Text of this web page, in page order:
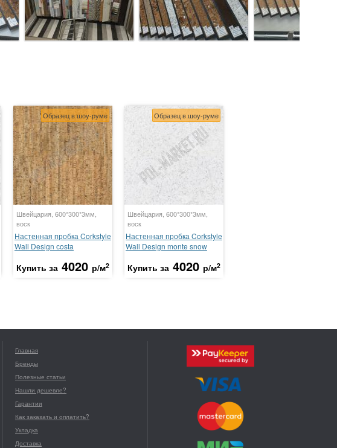
Образец в шоу-руме
Швейцария, 600*300*3мм,
воск
Настенная пробка Corkstyle
Wall Design сosta
Купить за 4020 р/м2
Образец в шоу-руме
Швейцария, 600*300*3мм,
воск
Настенная пробка Corkstyle
Wall Design monte snow
Купить за 4020 р/м2
Главная
Бренды
Полезные статьи
Нашли дешевле?
Гарантии
Как заказать и оплатить?
Укладка
Доставка